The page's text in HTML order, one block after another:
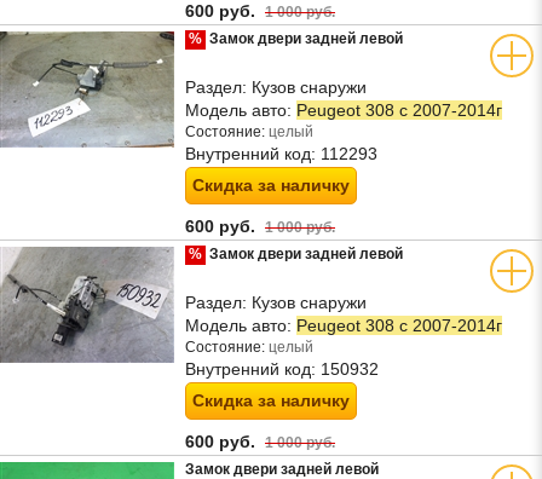
600 руб. 1 000 руб.
% Замок двери задней левой
Раздел: Кузов снаружи
Модель авто: Peugeot 308 с 2007-2014г
Состояние: целый
Внутренний код: 112293
Скидка за наличку
600 руб. 1 000 руб.
% Замок двери задней левой
Раздел: Кузов снаружи
Модель авто: Peugeot 308 с 2007-2014г
Состояние: целый
Внутренний код: 150932
Скидка за наличку
600 руб. 1 000 руб.
Замок двери задней левой